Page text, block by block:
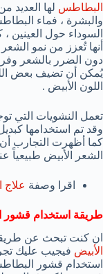
البطاطس لها العديد
والبشرة ، فماء
السوداء حول
أنها تُعزز من نمو
دون الضرر بالشعر
يُمكن أن تضيف بعض
اللون الأبيض .
تعمل النشويات التي
وقد تم استخدامها
كما أظهرت التجارب
الشعر الأبيض طبيعياً
اقرا وصفة علاج
طريقة استخدام قشور
ان كنت تبحث عن
الأبيض فيجيب عليك
استخدام قشور